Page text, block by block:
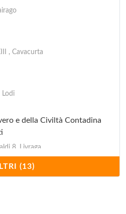
, Cavacurta
Lodi
e della Civiltà Contadina
8, Livraga
(13)